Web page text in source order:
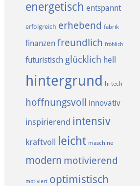
energetisch entspannt
erfolgreich erhebend fabrik
finanzen freundlich fröhlich
futuristisch glücklich hell
hintergrund hi tech
hoffnungsvoll innovativ
inspirierend intensiv
kraftvoll leicht maschine
modern motivierend
motiviert optimistisch